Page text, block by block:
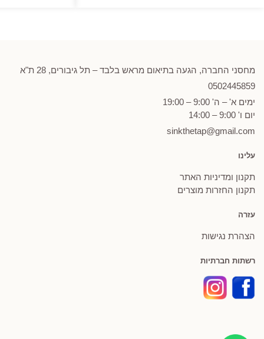
מחסני החברה, הגעה בתיאום מראש בלבד – תל גיבורים, 28 ת"א
0502445859
ימים א' – ה' 9:00 – 19:00
יום ו' 9:00 – 14:00
sinkthetap@gmail.com
עלינו
תקנון ומדיניות האתר
תקנון החזרות מוצרים
עזרה
הצהרת נגישות
רשתות חברתיות